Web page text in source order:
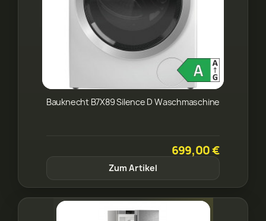
Bauknecht B7X89 Silence D Waschmaschine
699,00 €
Zum Artikel